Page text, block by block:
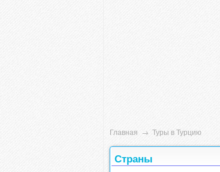
Главная → Туры в Турцию
Страны